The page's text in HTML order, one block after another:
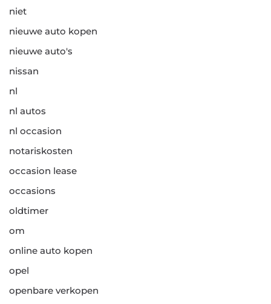
niet
nieuwe auto kopen
nieuwe auto's
nissan
nl
nl autos
nl occasion
notariskosten
occasion lease
occasions
oldtimer
om
online auto kopen
opel
openbare verkopen